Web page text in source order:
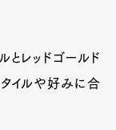
とレッドゴールド
イルや好みに合